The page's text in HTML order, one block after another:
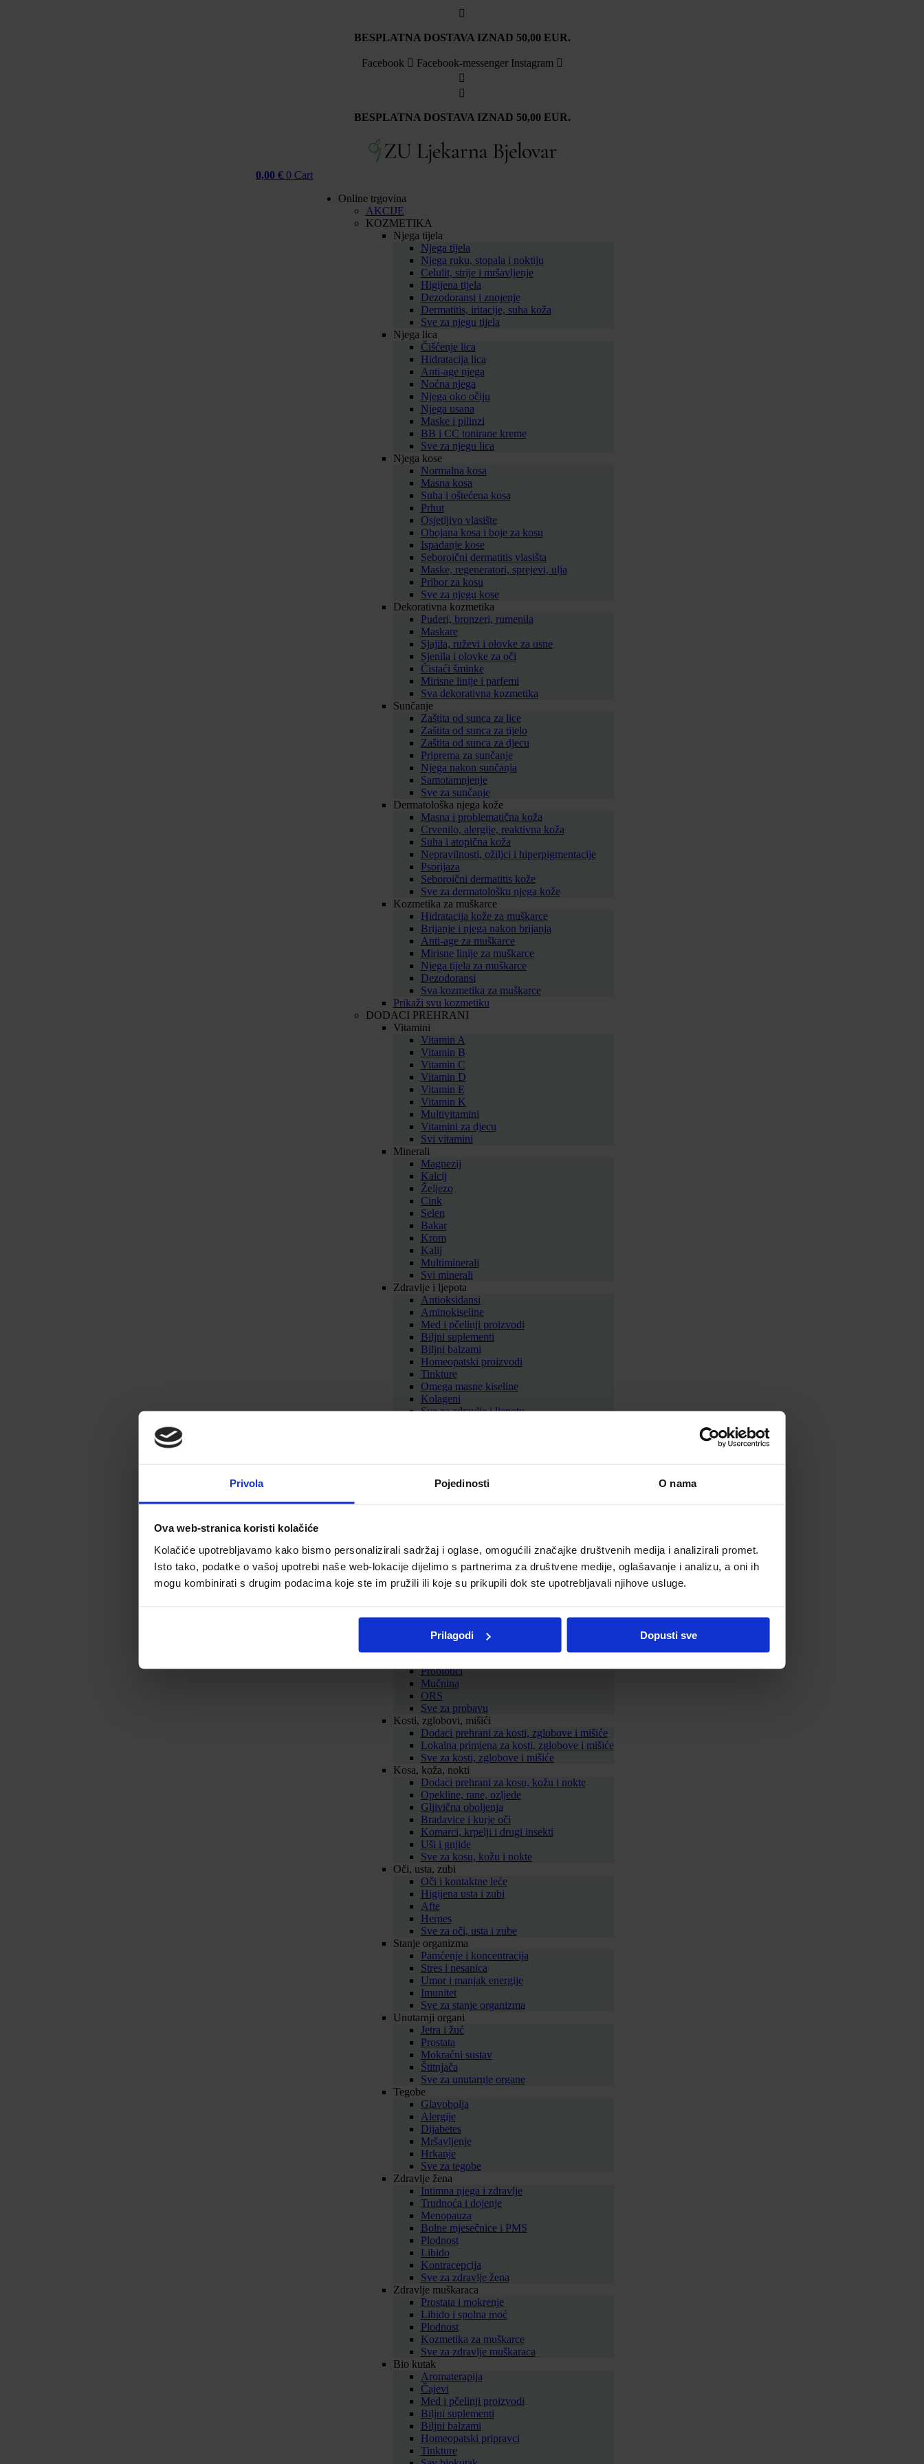
Privola Pojedinosti O nama
Ova web-stranica koristi kolačiće
Kolačiće upotrebljavamo kako bismo personalizirali sadržaj i oglase, omogućili značajke društvenih medija i analizirali promet.
Isto tako, podatke o vašoj upotrebi naše web-lokacije dijelimo s partnerima za društvene medije, oglašavanje i analizu, a oni ih
mogu kombinirati s drugim podacima koje ste im pružili ili koje su prikupili dok ste upotrebljavali njihove usluge.
Prilagodi Dopusti sve
BESPLATNA DOSTAVA IZNAD 50,00 EUR.
Facebook Facebook-messenger Instagram
BESPLATNA DOSTAVA IZNAD 50,00 EUR.
0,00 € 0 Cart
Online trgovina
AKCIJE
KOZMETIKA
Njega tijela
Njega tijela
Njega ruku, stopala i noktiju
Celulit, strije i mršavljenje
Higijena tijela
Dezodoransi i znojenje
Dermatitis, iritacije, suha koža
Sve za njegu tijela
Njega lica
Čišćenje lica
Hidratacija lica
Anti-age njega
Noćna njega
Njega oko očiju
Njega usana
Maske i pilinzi
BB i CC tonirane kreme
Sve za njegu lica
Njega kose
Normalna kosa
Masna kosa
Suha i oštećena kosa
Prhut
Osjetljivo vlasište
Obojana kosa i boje za kosu
Ispadanje kose
Seboroični dermatitis vlasišta
Maske, regeneratori, sprejevi, ulja
Pribor za kosu
Sve za njegu kose
Dekorativna kozmetika
Puderi, bronzeri, rumenila
Maskare
Sjajila, ruževi i olovke za usne
Sjenila i olovke za oči
Čistaći šminke
Mirisne linije i parfemi
Sva dekorativna kozmetika
Sunčanje
Zaštita od sunca za lice
Zaštita od sunca za tijelo
Zaštita od sunca za djecu
Priprema za sunčanje
Njega nakon sunčanja
Samotamnjenje
Sve za sunčanje
Dermatološka njega kože
Masna i problematična koža
Crvenilo, alergije, reaktivna koža
Suha i atopična koža
Nepravilnosti, ožiljci i hiperpigmentacije
Psorijaza
Seboroični dermatitis kože
Sve za dermatološku njega kože
Kozmetika za muškarce
Hidratacija kože za muškarce
Brijanje i njega nakon brijanja
Anti-age za muškarce
Mirisne linije za muškarce
Njega tijela za muškarce
Dezodoransi
Sva kozmetika za muškarce
Prikaži svu kozmetiku
DODACI PREHRANI
Vitamini
Vitamin A
Vitamin B
Vitamin C
Vitamin D
Vitamin E
Vitamin K
Multivitamini
Vitamini za djecu
Svi vitamini
Minerali
Magnezij
Kalcij
Željezo
Cink
Selen
Bakar
Krom
Kalij
Multiminerali
Svi minerali
Zdravlje i ljepota
Antioksidansi
Aminokiseline
Med i pčelinji proizvodi
Biljni suplementi
Biljni balzami
Homeopatski proizvodi
Tinkture
Omega masne kiseline
Kolageni
Sve za zdravlje i ljepotu
Nos i dišni putevi
Cirkulacija
Kolesterol
Proširene vene
Hemeroidi
Želučane tegobe
Zatvor
Probiotici
Mučnina
ORS
Sve za probavu
Kosti, zglobovi, mišići
Dodaci prehrani za kosti, zglobove i mišiće
Lokalna primjena za kosti, zglobove i mišiće
Sve za kosti, zglobove i mišiće
Kosa, koža, nokti
Dodaci prehrani za kosu, kožu i nokte
Opekline, rane, ozljede
Gljivična oboljenja
Bradavice i kurje oči
Komarci, krpelji i drugi insekti
Uši i gnjide
Sve za kosu, kožu i nokte
Oči, usta, zubi
Oči i kontaktne leće
Higijena usta i zubi
Afte
Herpes
Sve za oči, usta i zube
Stanje organizma
Pamćenje i koncentracija
Stres i nesanica
Umor i manjak energije
Imunitet
Sve za stanje organizma
Unutarnji organi
Jetra i žuć
Prostata
Mokraćni sustav
Štitnjača
Sve za unutarnje organe
Tegobe
Glavobolja
Alergije
Dijabetes
Mršavljenje
Hrkanje
Sve za tegobe
Zdravlje žena
Intimna njega i zdravlje
Trudnoća i dojenje
Menopauza
Bolne mjesečnice i PMS
Plodnost
Libido
Kontracepcija
Sve za zdravlje žena
Zdravlje muškaraca
Prostata i mokrenje
Libido i spolna moć
Plodnost
Kozmetika za muškarce
Sve za zdravlje muškaraca
Bio kutak
Aromaterapija
Čajevi
Med i pčelinji proizvodi
Biljni suplementi
Biljni balzami
Homeopatski pripravci
Tinkture